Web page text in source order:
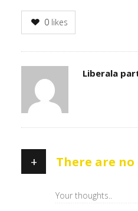
0 likes
Author
Liberala
+ There are